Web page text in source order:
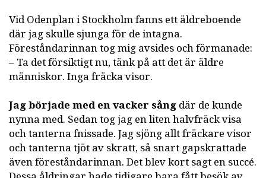
Vid Odenplan i Stockholm fanns ett äldreboende
där jag skulle sjunga för de intagna.
Föreståndarinnan tog mig avsides och förmanade:
– Ta det försiktigt nu, tänk på att det är äldre
människor. Inga fräcka visor.
Jag började med en vacker sång där de kunde
nynna med. Sedan tog jag en liten halvfräck visa
och tanterna fnissade. Jag sjöng allt fräckare visor
och tanterna tjöt av skratt, så snart gapskrattade
även föreståndarinnan. Det blev kort sagt en succé.